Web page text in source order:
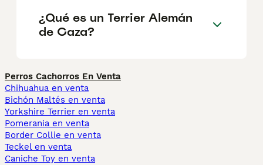
¿Qué es un Terrier Alemán
de Caza?
Perros Cachorros En Venta
Chihuahua en venta
Bichón Maltés en venta
Yorkshire Terrier en venta
Pomerania en venta
Border Collie en venta
Teckel en venta
Caniche Toy en venta